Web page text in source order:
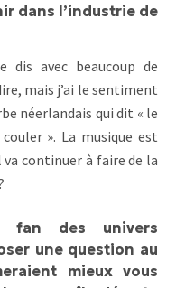
dans l’industrie de
avec beaucoup de
mais j’ai le sentiment
néerlandais qui dit « le
». La musique est
va continuer à faire de la
fan des univers
une question au
mieux vous